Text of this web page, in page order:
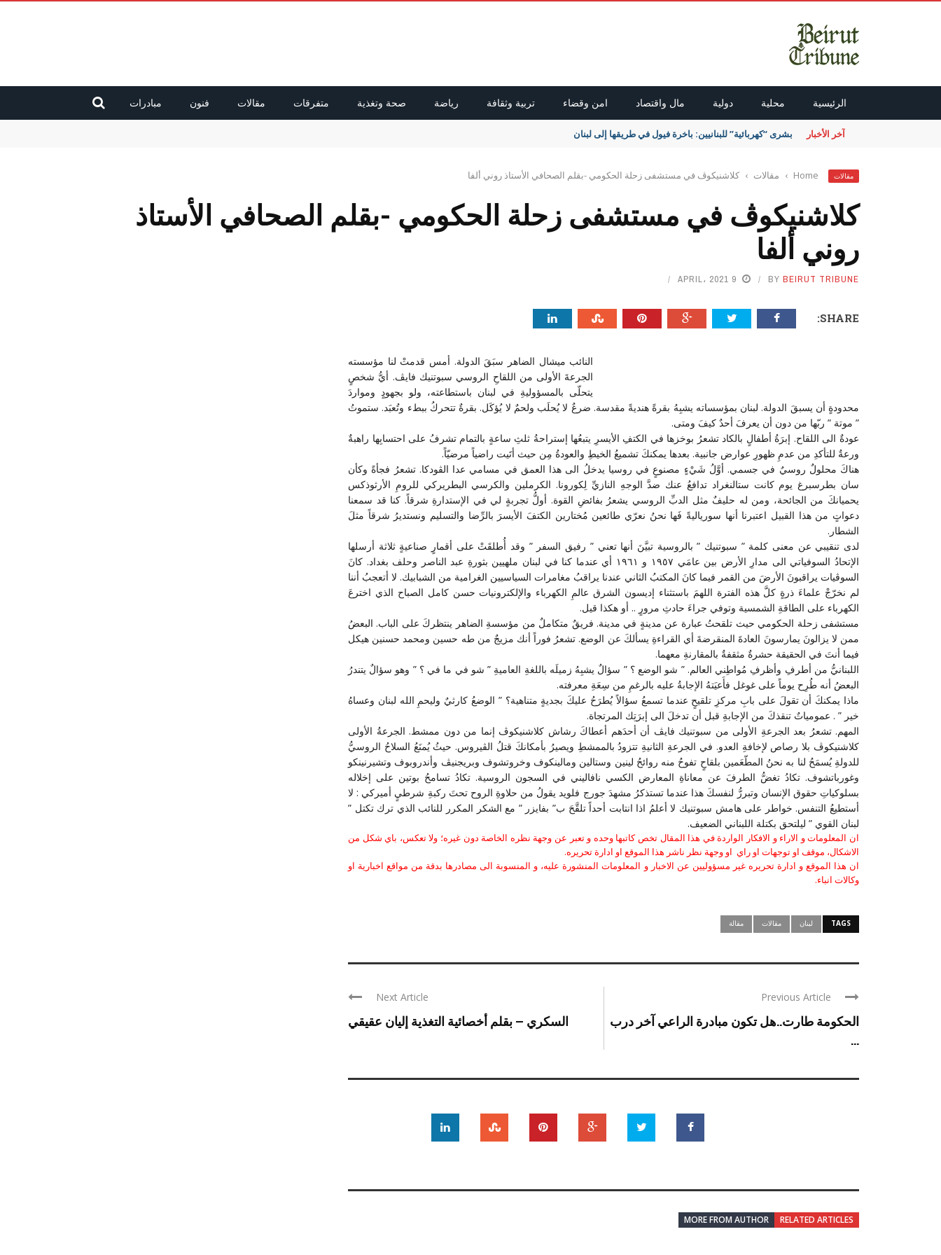
الرئيسية محلية دولية مال واقتصاد امن وقضاء تربية وثقافة رياضة صحة وتغذية متفرقات مقالات فنون مبادرات
آخر الأخبار بشرى “كهربائية” للبنانيين: باخرة فيول في طريقها إلى لبنان
مقالات Home
› مقالات › كلاشنيكوڤ في مستشفى زحلة الحكومي -بقلم الصحافي الأستاذ روني ألفا
كلاشنيكوڤ في مستشفى زحلة الحكومي -بقلم الصحافي الأستاذ
روني ألفا
BY BEIRUT TRIBUNE 9 APRIL، 2021
SHARE:
النائب ميشال الضاهر سبَقَ الدولة. أمس قدمتْ لنا مؤسسته
الجرعةَ الأولى من اللقاحِ الروسي سبوتنيك فايڤ. أيُّ شخصٍ
يتحلّى بالمسؤوليةِ في لبنان باستطاعته، ولو بجهودٍ ومواردَ
محدودةٍ أن يسبقَ الدولة. لبنان بمؤسساته يشبِهُ بقرةً هنديةً مقدسة. ضرعٌ لا يُحلَب ولحمٌ لا يُؤكَل. بقرةٌ تتحركُ ببطء وتُعبَد. ستموتُ
” موتة ” ربّها من دون أن يعرفَ أحدٌ كيفَ ومتى.
عودةٌ الى اللقاح. إبرَةُ أطفالٍ بالكاد تشعرُ بوخزها في الكتفِ الأيسرِ يتبعُها إستراحةُ ثلثِ ساعةٍ بالتمام تشرفُ على احتسابِها راهبةٌ
ورعةٌ للتأكدِ من عدمِ ظهورِ عوارض جانبية. بعدها يمكنكَ تشميعُ الخيطِ والعودةُ مِن حيث أتَيت راضياً مرضيّاً.
هناكَ محلولٌ روسيٌ في جسمي. أوَّلُ شَيْءٍ مصنوعٍ في روسيا يدخلُ الى هذا العمق في مسامي عدا الڤودكا. تشعرُ فجأةً وكأن
سان بطرسبرغ يوم كانت ستالنغراد تدافعُ عنك ضدَّ الوجهِ النازيِّ لِكورونا. الكرملين والكرسي البطريركي للرومِ الأرثوذكس
يحميانكَ من الجائحة، ومن له حليفٌ مثل الدبِّ الروسي يشعرُ بفائضِ القوة. أولُّ تجربةٍ لي في الإستدارةِ شرقاً. كنا قد سمعنا
دعواتٍ من هذا القبيل اعتبرنا أنها سورياليةً فَها نحنُ نعرّي طائعين مُختارين الكتفَ الأيسرَ بالرِّضا والتسليم ونستديرُ شرقاً مثلَ
الشطار.
لدى تنقيبي عن معنى كلمة ” سبوتنيك ” بالروسية تبيَّنَ أنها تعني ” رفيق السفر ” وقد أُطلقَتْ على أقمارٍ صناعيةٍ ثلاثة أرسلها
الإتحادُ السوفياتي الى مدارِ الأرض بين عامَي ١٩٥٧ و ١٩٦١ أي عندما كنا في لبنان ملهيين بثورةِ عبد الناصر وحلف بغداد. كانَ
السوڤيات يراقبونَ الأرضَ من القمر فيما كانَ المكتبُ الثاني عندنا يراقبُ مغامرات السياسيين الغرامية من الشبابيك. لا أتعجبُ أننا
لم نخرّجْ علماءَ ذرةٍ كلَّ هذه الفترة اللهمَ باستثناء إديسون الشرق عالمِ الكهرباء والإلكترونيات حسن كامل الصباح الذي اخترعَ
الكهرباء على الطاقةِ الشمسية وتوفي جراءَ حادثِ مرورٍ .. أو هكذا قيل.
مستشفى زحلة الحكومي حيث تلقحتُ عبارة عن مدينةٍ في مدينة. فريقٌ متكاملٌ من مؤسسةِ الضاهر ينتظركَ على الباب. البعضُ
ممن لا يزالونَ يمارسونَ العادةَ المنقرضةَ أي القراءةِ يسألكَ عن الوضع. تشعرُ فوراً أنك مزيجٌ من طه حسين ومحمد حسنين هيكل
فيما أنتَ في الحقيقة حشرةٌ مثقفةٌ بالمقارنةِ معهما.
اللبنانيُّ من أطرفِ وأظرفِ مُواطِني العالم. ” شو الوضع ؟ ” سؤالٌ يشبِهُ زميلَه باللغةِ العاميةِ ” شو في ما في ؟ ” وهو سؤالٌ يتندرُ
البعضُ أنه طُرِح يوماً على غوغل فأَعيَتهُ الإجابةُ عليه بالرغمِ من سِعَةِ معرفته.
ماذا يمكنكَ أن تقولَ على بابِ مركزِ تلقيحٍ عندما تسمعُ سؤالاً يُطرَحُ عليكَ بجديةٍ متناهية؟ ” الوضعُ كارثيٌ وليحمِ الله لبنان وعساهُ
خير ” . عمومياتٌ تنقذكَ من الإجابةِ قبل أن تدخلَ الى إبرَتِك المرتجاة.
المهم. تشعرُ بعد الجرعةِ الأولى من سبوتنيك فايڤ أن أحدَهم أعطاكَ رشاش كلاشنيكوڤ إنما من دون ممشط. الجرعةُ الأولى
كلاشنيكوڤ بلا رصاص لإخافةِ العدو. في الجرعةِ الثانيةِ تتزودُ بالممشطِ ويصيرُ بأمكانكَ قتلُ الڤيروس. حيثُ يُمنَعُ السلاحُ الروسيُّ
للدولةِ يُسمَحُ لنا به نحنُ المطّعَمين بلقاحٍ تفوحُ منه روائحُ لينين وستالين ومالينكوف وخروتشوف وبريجنيڤ وأندروبوف وتشيرنينكو
وغورباتشوف. تكادُ تغضُّ الطرفَ عن معاناةِ المعارض الكسي نافاليني في السجون الروسية. تكادُ تسامحُ بوتين على إخلاله
بسلوكياتِ حقوق الإنسان وتبررُّ لنفسكَ هذا عندما تستذكرُ مشهدَ جورج فلويد يقولُ من حلاوةِ الروح تحتَ ركبةِ شرطيٍ أميركي : لا
أستطيعُ التنفس. خواطر على هامش سبوتنيك لا أعلمُ اذا انتابت أحداً تلقَّحَ ب” بفايزر ” مع الشكر المكرر للنائب الذي ترك تكتل ”
لبنان القوي ” ليلتحق بكتلة اللبناني الضعيف.
ان المعلومات و الاراء و الافكار الواردة في هذا المقال تخص كاتبها وحده و تعبر عن وجهة نظره الخاصة دون غيره؛ ولا تعكس، باي شكل من
الاشكال، موقف او توجهات او راي او وجهة نظر ناشر هذا الموقع او ادارة تحريره.
ان هذا الموقع و ادارة تحريره غير مسؤوليين عن الاخبار و المعلومات المنشورة عليه، و المنسوبة الى مصادرها بدقة من مواقع اخبارية او
وكالات انباء.
TAGS لبنان مقالات مقالة
Previous Article
الحكومة طارت..هل تكون مبادرة الراعي آخر درب
...
Next Article
السكري – بقلم أخصائية التغذية إليان عقيقي
RELATED ARTICLES
MORE FROM AUTHOR